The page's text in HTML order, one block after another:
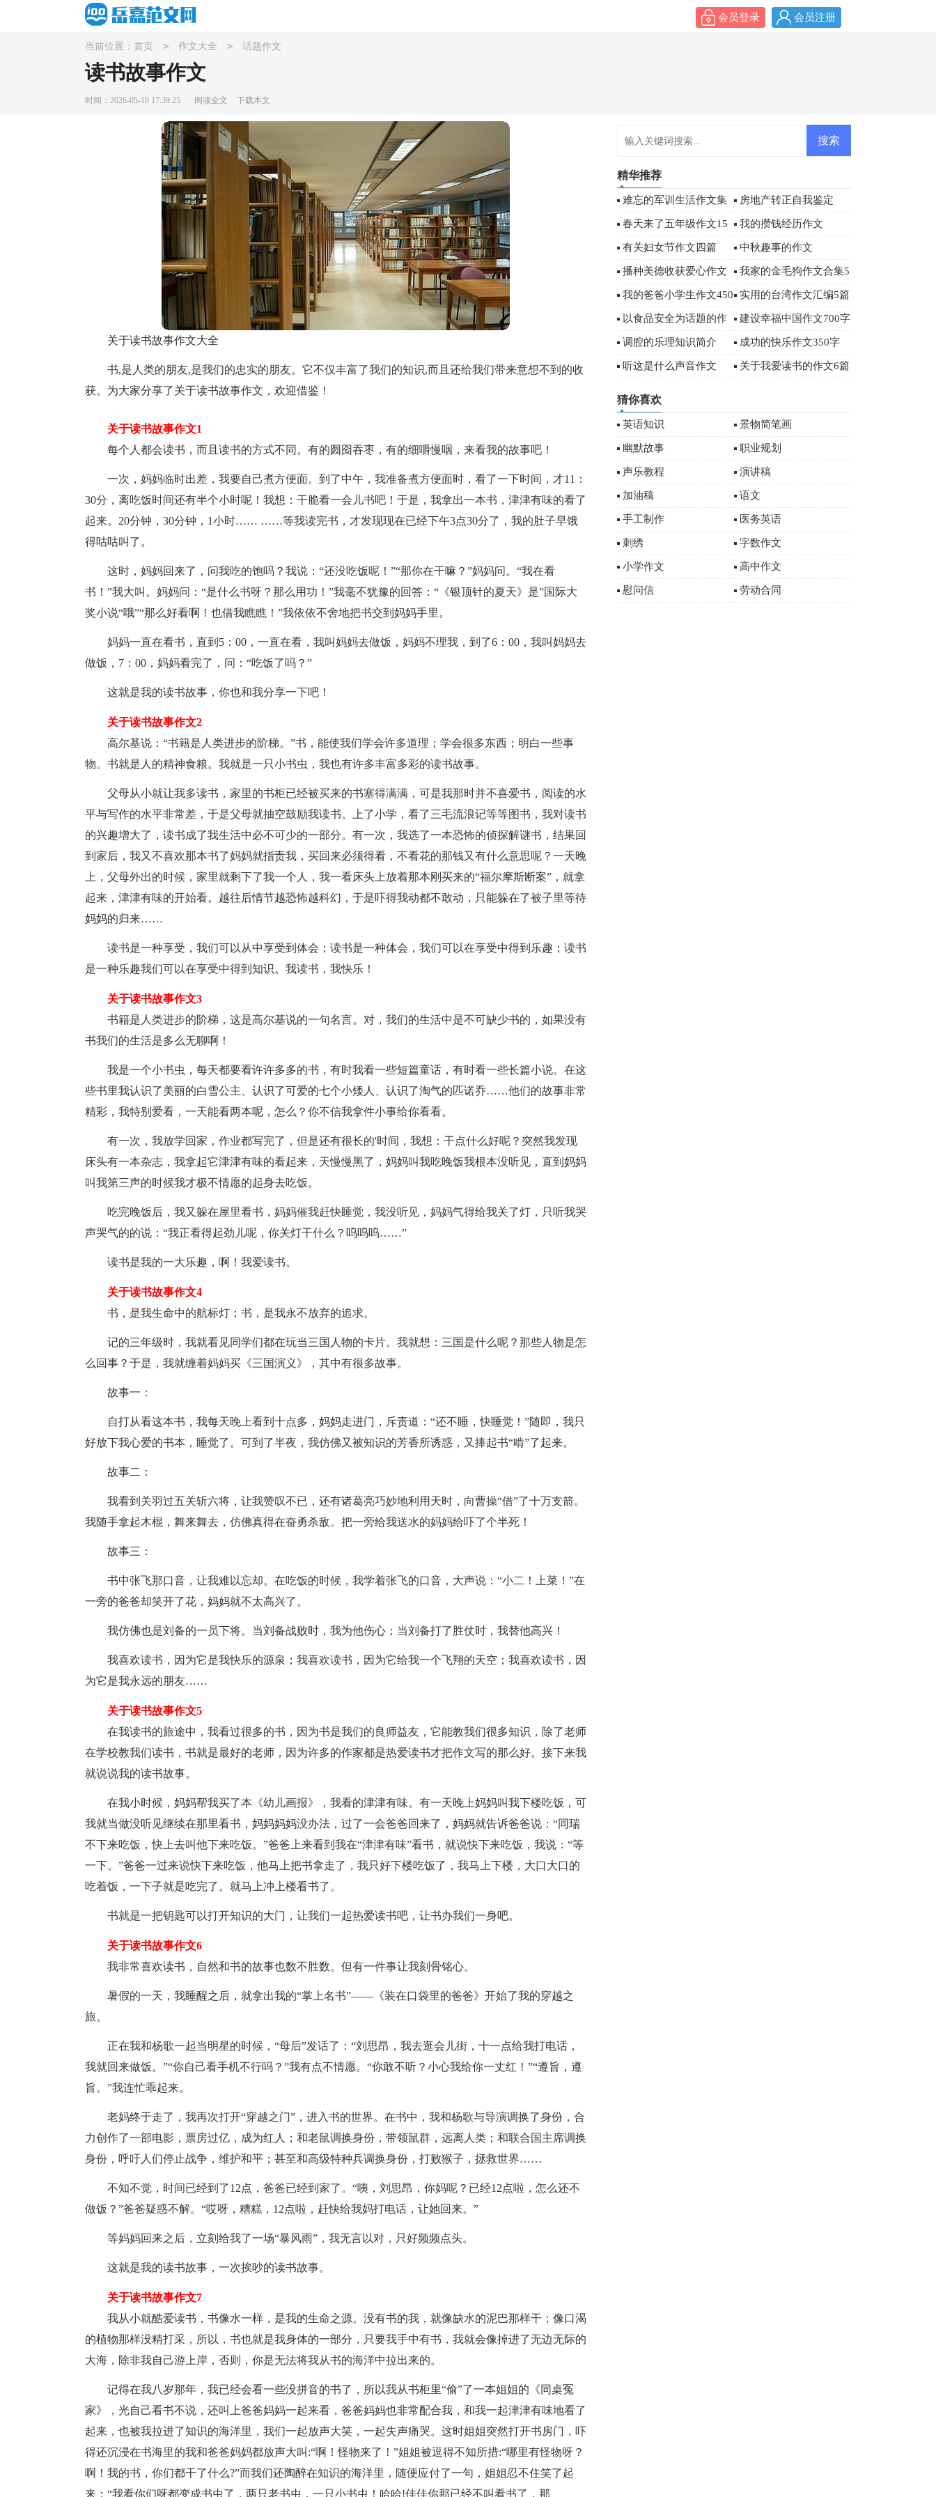
会员登录 会员注册
当前位置： 首页 > 作文大全 > 话题作文
读书故事作文
时间：2026-05-18 17:39:25 阅读全文 下载本文
关于读书故事作文大全
书,是人类的朋友,是我们的忠实的朋友。它不仅丰富了我们的知识,而且还给我们带来意想不到的收
获。为大家分享了关于读书故事作文，欢迎借鉴！
关于读书故事作文1
每个人都会读书，而且读书的方式不同。有的囫囵吞枣，有的细嚼慢咽，来看我的故事吧！
一次，妈妈临时出差，我要自己煮方便面。到了中午，我准备煮方便面时，看了一下时间，才11：
30分，离吃饭时间还有半个小时呢！我想：干脆看一会儿书吧！于是，我拿出一本书，津津有味的看了
起来。20分钟，30分钟，1小时…… ……等我读完书，才发现现在已经下午3点30分了，我的肚子早饿
得咕咕叫了。
这时，妈妈回来了，问我吃的饱吗？我说：“还没吃饭呢！”“那你在干嘛？”妈妈问。“我在看
书！”我大叫。妈妈问：“是什么书呀？那么用功！”我毫不犹豫的回答：“《银顶针的夏天》是”国际大
奖小说“哦”“那么好看啊！也借我瞧瞧！”我依依不舍地把书交到妈妈手里。
妈妈一直在看书，直到5：00，一直在看，我叫妈妈去做饭，妈妈不理我，到了6：00，我叫妈妈去
做饭，7：00，妈妈看完了，问：“吃饭了吗？”
这就是我的读书故事，你也和我分享一下吧！
关于读书故事作文2
高尔基说：“书籍是人类进步的阶梯。”书，能使我们学会许多道理；学会很多东西；明白一些事
物。书就是人的精神食粮。我就是一只小书虫，我也有许多丰富多彩的读书故事。
父母从小就让我多读书，家里的书柜已经被买来的书塞得满满，可是我那时并不喜爱书，阅读的水
平与写作的水平非常差，于是父母就抽空鼓励我读书。上了小学，看了三毛流浪记等等图书，我对读书
的兴趣增大了，读书成了我生活中必不可少的一部分。有一次，我选了一本恐怖的侦探解谜书，结果回
到家后，我又不喜欢那本书了妈妈就指责我，买回来必须得看，不看花的那钱又有什么意思呢？一天晚
上，父母外出的时候，家里就剩下了我一个人，我一看床头上放着那本刚买来的“福尔摩斯断案”，就拿
起来，津津有味的开始看。越往后情节越恐怖越科幻，于是吓得我动都不敢动，只能躲在了被子里等待
妈妈的归来……
读书是一种享受，我们可以从中享受到体会；读书是一种体会，我们可以在享受中得到乐趣；读书
是一种乐趣我们可以在享受中得到知识。我读书，我快乐！
关于读书故事作文3
书籍是人类进步的阶梯，这是高尔基说的一句名言。对，我们的生活中是不可缺少书的，如果没有
书我们的生活是多么无聊啊！
我是一个小书虫，每天都要看许许多多的书，有时我看一些短篇童话，有时看一些长篇小说。在这
些书里我认识了美丽的白雪公主、认识了可爱的七个小矮人、认识了淘气的匹诺乔……他们的故事非常
精彩，我特别爱看，一天能看两本呢，怎么？你不信我拿件小事给你看看。
有一次，我放学回家，作业都写完了，但是还有很长的'时间，我想：干点什么好呢？突然我发现
床头有一本杂志，我拿起它津津有味的看起来，天慢慢黑了，妈妈叫我吃晚饭我根本没听见，直到妈妈
叫我第三声的时候我才极不情愿的起身去吃饭。
吃完晚饭后，我又躲在屋里看书，妈妈催我赶快睡觉，我没听见，妈妈气得给我关了灯，只听我哭
声哭气的的说：“我正看得起劲儿呢，你关灯干什么？呜呜呜……”
读书是我的一大乐趣，啊！我爱读书。
关于读书故事作文4
书，是我生命中的航标灯；书，是我永不放弃的追求。
记的三年级时，我就看见同学们都在玩当三国人物的卡片。我就想：三国是什么呢？那些人物是怎
么回事？于是，我就缠着妈妈买《三国演义》，其中有很多故事。
故事一：
自打从看这本书，我每天晚上看到十点多，妈妈走进门，斥责道：“还不睡，快睡觉！”随即，我只
好放下我心爱的书本，睡觉了。可到了半夜，我仿佛又被知识的芳香所诱惑，又捧起书“啃”了起来。
故事二：
我看到关羽过五关斩六将，让我赞叹不已，还有诸葛亮巧妙地利用天时，向曹操“借”了十万支箭。
我随手拿起木棍，舞来舞去，仿佛真得在奋勇杀敌。把一旁给我送水的妈妈给吓了个半死！
故事三：
书中张飞那口音，让我难以忘却。在吃饭的时候，我学着张飞的口音，大声说：“小二！上菜！”在
一旁的爸爸却笑开了花，妈妈就不太高兴了。
我仿佛也是刘备的一员下将。当刘备战败时，我为他伤心；当刘备打了胜仗时，我替他高兴！
我喜欢读书，因为它是我快乐的源泉；我喜欢读书，因为它给我一个飞翔的天空；我喜欢读书，因
为它是我永远的朋友……
关于读书故事作文5
在我读书的旅途中，我看过很多的书，因为书是我们的良师益友，它能教我们很多知识，除了老师
在学校教我们读书，书就是最好的老师，因为许多的作家都是热爱读书才把作文写的那么好。接下来我
就说说我的读书故事。
在我小时候，妈妈帮我买了本《幼儿画报》，我看的津津有味。有一天晚上妈妈叫我下楼吃饭，可
我就当做没听见继续在那里看书，妈妈妈妈没办法，过了一会爸爸回来了，妈妈就告诉爸爸说：“同瑞
不下来吃饭，快上去叫他下来吃饭。”爸爸上来看到我在“津津有味”看书，就说快下来吃饭，我说：“等
一下。”爸爸一过来说快下来吃饭，他马上把书拿走了，我只好下楼吃饭了，我马上下楼，大口大口的
吃着饭，一下子就是吃完了。就马上冲上楼看书了。
书就是一把钥匙可以打开知识的大门，让我们一起热爱读书吧，让书办我们一身吧。
关于读书故事作文6
我非常喜欢读书，自然和书的故事也数不胜数。但有一件事让我刻骨铭心。
暑假的一天，我睡醒之后，就拿出我的“掌上名书”——《装在口袋里的爸爸》开始了我的穿越之
旅。
正在我和杨歌一起当明星的时候，“母后”发话了：“刘思昂，我去逛会儿街，十一点给我打电话，
我就回来做饭。”“你自己看手机不行吗？”我有点不情愿。“你敢不听？小心我给你一丈红！”“遵旨，遵
旨。”我连忙乖起来。
老妈终于走了，我再次打开“穿越之门”，进入书的世界。在书中，我和杨歌与导演调换了身份，合
力创作了一部电影，票房过亿，成为红人；和老鼠调换身份，带领鼠群，远离人类；和联合国主席调换
身份，呼吁人们停止战争，维护和平；甚至和高级特种兵调换身份，打败猴子，拯救世界……
不知不觉，时间已经到了12点，爸爸已经到家了。“咦，刘思昂，你妈呢？已经12点啦，怎么还不
做饭？”爸爸疑惑不解。“哎呀，糟糕，12点啦，赶快给我妈打电话，让她回来。”
等妈妈回来之后，立刻给我了一场“暴风雨”，我无言以对，只好频频点头。
这就是我的读书故事，一次挨吵的读书故事。
关于读书故事作文7
我从小就酷爱读书，书像水一样，是我的生命之源。没有书的我，就像缺水的泥巴那样干；像口渴
的植物那样没精打采，所以，书也就是我身体的一部分，只要我手中有书，我就会像掉进了无边无际的
大海，除非我自己游上岸，否则，你是无法将我从书的海洋中拉出来的。
记得在我八岁那年，我已经会看一些没拼音的书了，所以我从书柜里“偷”了一本姐姐的《同桌冤
家》，光自己看书不说，还叫上爸爸妈妈一起来看，爸爸妈妈也非常配合我，和我一起津津有味地看了
起来，也被我拉进了知识的海洋里，我们一起放声大笑，一起失声痛哭。这时姐姐突然打开书房门，吓
得还沉浸在书海里的我和爸爸妈妈都放声大叫:“啊！怪物来了！”姐姐被逗得不知所措:“哪里有怪物呀？
啊！我的书，你们都干了什么?”而我们还陶醉在知识的海洋里，随便应付了一句，姐姐忍不住笑了起
来：“我看你们呀都变成书虫了，两只老书虫，一只小书虫！哈哈!佳佳你那已经不叫看书了，那
精华推荐
难忘的军训生活作文集
合6篇
房地产转正自我鉴定
春天来了五年级作文15
篇
我的攒钱经历作文
有关妇女节作文四篇 中秋趣事的作文
播种美德收获爱心作文 我家的金毛狗作文合集5
篇
我的爸爸小学生作文450
字
实用的台湾作文汇编5篇
以食品安全为话题的作
文
建设幸福中国作文700字
调腔的乐理知识简介 成功的快乐作文350字
听这是什么声音作文 关于我爱读书的作文6篇
猜你喜欢
英语知识 景物简笔画
幽默故事 职业规划
声乐教程 演讲稿
加油稿 语文
手工制作 医务英语
刺绣 字数作文
小学作文 高中作文
慰问信 劳动合同